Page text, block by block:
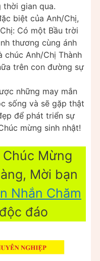
gian qua.
biệt của Anh/Chị,
Có một Bầu trời
thương cùng ánh
chúc Anh/Chị Thành
trên con đường sự
những may mắn
sống và sẽ gặp thật
để phát triển sự
mừng sinh nhật!
Mừng
Mời bạn
Nhắn Chăm
đáo